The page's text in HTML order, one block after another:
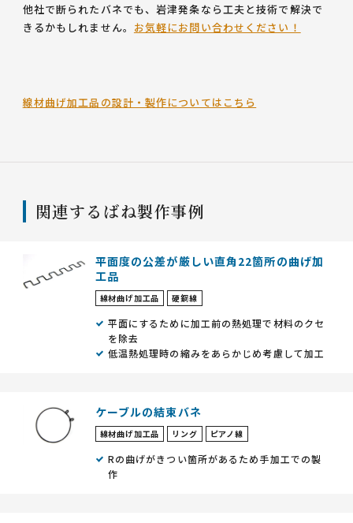
他社で断られたバネでも、岩津発条なら工夫と技術で解決で
きるかもしれません。 お気軽にお問い合わせください！
線材曲げ加工品の設計・製作についてはこちら
関連するばね製作事例
平面度の公差が厳しい直角22箇所の曲げ加
工品
線材曲げ加工品 硬鋼線
平面にするために加工前の熱処理で材料のクセ
を除去
低温熱処理時の縮みをあらかじめ考慮して加工
ケーブルの結束バネ
線材曲げ加工品 リング ピアノ線
Rの曲げがきつい箇所があるため手加工での製
作